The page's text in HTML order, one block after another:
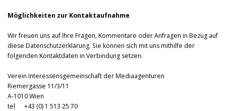
Möglichkeiten zur Kontaktaufnahme
Wir freuen uns auf Ihre Fragen, Kommentare oder Anfragen in Bezug auf
diese Datenschutzerklärung. Sie können sich mit uns mithilfe der
folgenden Kontaktdaten in Verbindung setzen.
Verein Interessensgemeinschaft der Mediaagenturen
Riemergasse 11/3/11
A-1010 Wien
tel +43 (0) 1 513 25 70